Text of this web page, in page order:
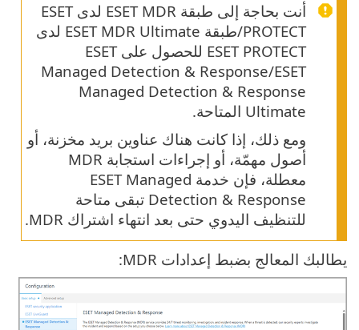
أنت بحاجة إلى طبقة ESET MDR لدى ESET
PROTECT/طبقة ESET MDR Ultimate لدى
ESET PROTECT للحصول على ESET
Managed Detection & Response/ESET
Managed Detection & Response
Ultimate المتاحة.
ومع ذلك، إذا كانت هناك عناوين بريد مخزنة، أو
أصول مهمّة، أو إجراءات استجابة MDR
معطلة، فإن خدمة ESET Managed
Detection & Response تبقى متاحة
للتنظيف اليدوي حتى بعد انتهاء اشتراك MDR.
يطالبك المعالج بضبط إعدادات MDR: